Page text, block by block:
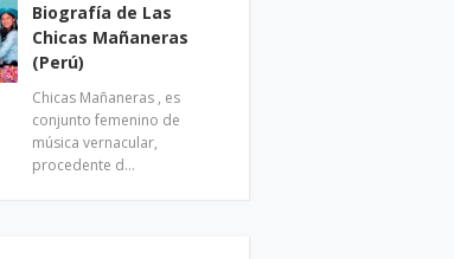
Biografía de Las
Chicas Mañaneras
(Perú)
Chicas Mañaneras , es
conjunto femenino de
música vernacular,
procedente d…